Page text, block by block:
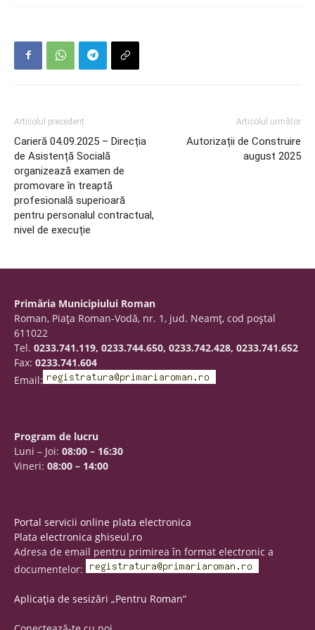
Articolul precedent
Carieră 04.09.2025 – Direcția
de Asistență Socială
organizează examen de
promovare în treaptă
profesională superioară
pentru personalul contractual,
nivel de execuție
Articolul următor
Autorizații de Construire
august 2025
Primăria Municipiului Roman
Roman, Piaţa Roman-Vodă, nr. 1, jud. Neamţ, cod poştal
611022
Tel. 0233.741.119, 0233.744.650, 0233.742.428, 0233.741.652
Fax: 0233.741.604
Email:
Program de lucru
Luni – Joi: 08:00 – 16:30
Vineri: 08:00 – 14:00
Portal servicii online plata electronica
Plata electronica ghiseul.ro
Adresa de email pentru primirea în format electronic a
documentelor:
Aplicația de sesizări „Pentru Roman”